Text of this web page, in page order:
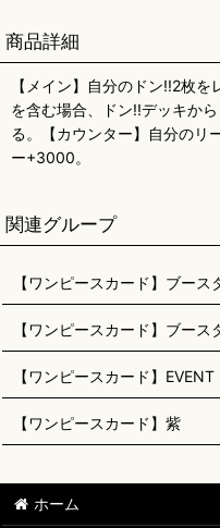
商品詳細
【メイン】自分のドン!!2枚
を含む場合、ドン!!デッキか
る。【カウンター】自分のリ
ー+3000。
関連グループ
【ワンピースカード】ブース
【ワンピースカード】ブース
【ワンピースカード】EVENT
【ワンピースカード】紫
ホーム